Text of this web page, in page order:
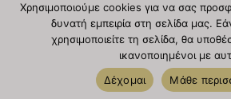
Copyright 2020 © Δήμος
| powered by
Χρησιμοποιούμε cookies για να σας
δυνατή εμπειρία στη σελίδα μας.
χρησιμοποιείτε τη σελίδα, θα
ικανοποιημένοι με
Δέχομαι
Μάθε